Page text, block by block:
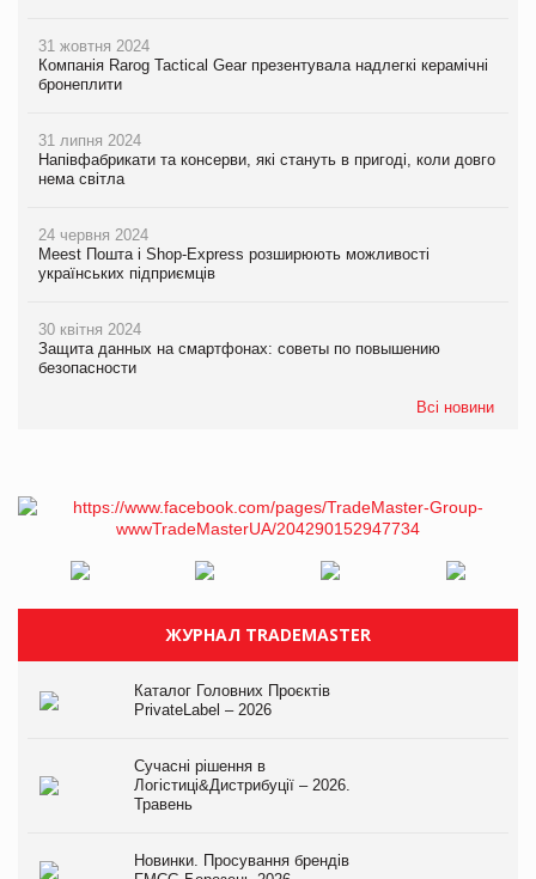
31 жовтня 2024
Компанія Rarog Tactical Gear презентувала надлегкі керамічні
бронеплити
31 липня 2024
Напівфабрикати та консерви, які стануть в пригоді, коли довго
нема світла
24 червня 2024
Meest Пошта і Shop-Express розширюють можливості
українських підприємців
30 квітня 2024
Защита данных на смартфонах: советы по повышению
безопасности
Всі новини
ЖУРНАЛ TRADEMASTER
Каталог Головних Проєктів
PrivateLabel – 2026
Сучасні рішення в
Логістиці&Дистрибуції – 2026.
Травень
Новинки. Просування брендів